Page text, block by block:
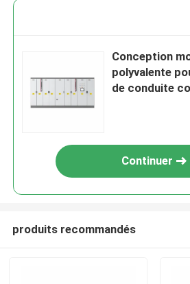
Conception
polyvalente
de conduite
Continuer
produits recommandés